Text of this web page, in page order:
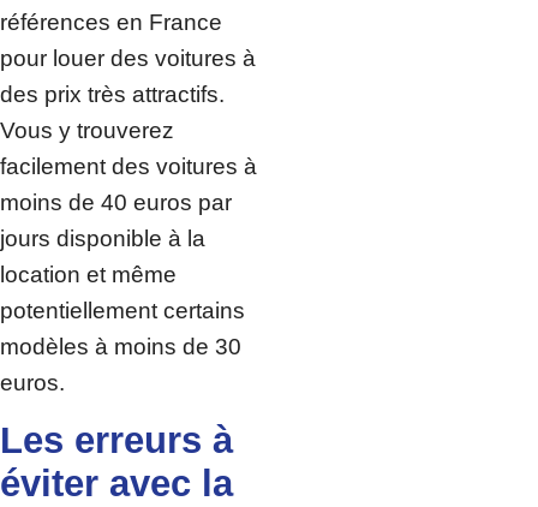
références en France
pour louer des voitures à
des prix très attractifs.
Vous y trouverez
facilement des voitures à
moins de 40 euros par
jours disponible à la
location et même
potentiellement certains
modèles à moins de 30
euros.
Les erreurs à
éviter avec la